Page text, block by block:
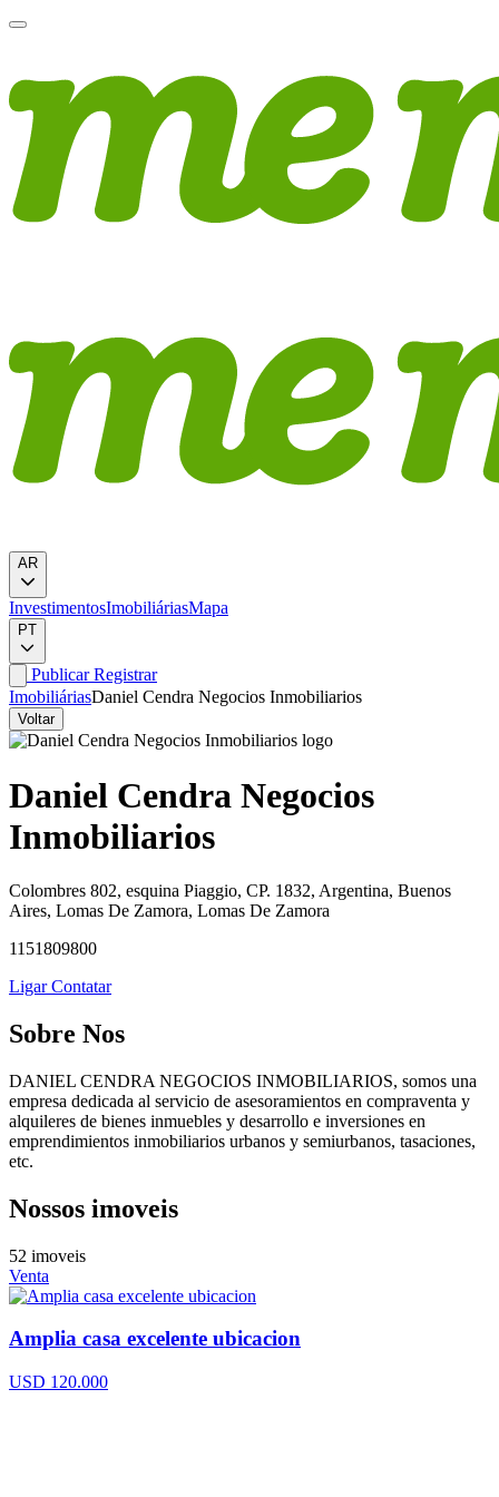
AR
InvestimentosImobiliáriasMapa
PT
PublicarRegistrar
ImobiliáriasDaniel Cendra Negocios Inmobiliarios
Voltar
Daniel Cendra Negocios
Inmobiliarios
Colombres 802, esquina Piaggio, CP. 1832, Argentina, Buenos
Aires, Lomas De Zamora, Lomas De Zamora
1151809800
LigarContatar
Sobre Nos
DANIEL CENDRA NEGOCIOS INMOBILIARIOS, somos una
empresa dedicada al servicio de asesoramientos en compraventa y
alquileres de bienes inmuebles y desarrollo e inversiones en
emprendimientos inmobiliarios urbanos y semiurbanos, tasaciones,
etc.
Nossos imoveis
52 imoveis
Venta
Amplia casa excelente ubicacion
USD 120.000